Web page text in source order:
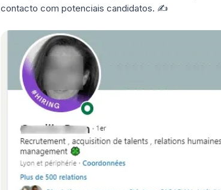
contacto com potenciais candidatos. ✍️